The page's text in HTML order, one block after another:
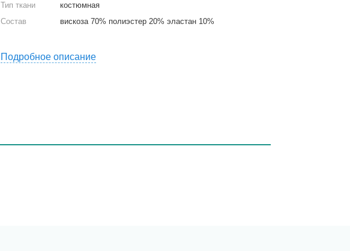
Тип ткани
костюмная
Состав
вискоза 70% полиэстер 20% эластан 10%
Подробное описание